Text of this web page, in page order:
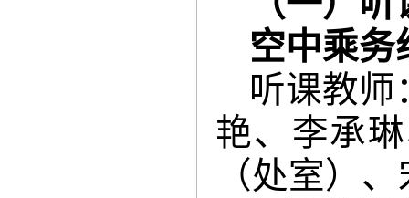
空中乘务
听课教师
艳、李承
（处室）